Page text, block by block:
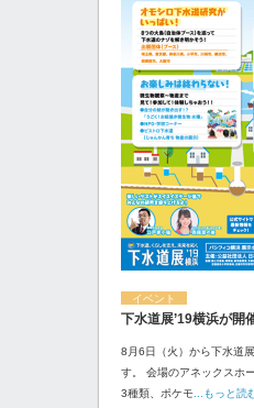
イベント
下水道展’19横浜が開
8月6日（火）から下水道
す。 会場のアネックスホ
3種類、ポケモ...もっと読